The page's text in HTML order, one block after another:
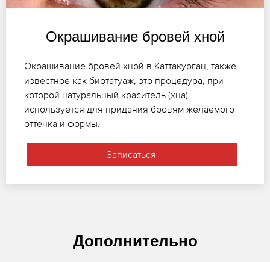
Окрашивание бровей хной
Окрашивание бровей хной в Каттакурган, также
известное как биотатуаж, это процедура, при
которой натуральный краситель (хна)
используется для придания бровям желаемого
оттенка и формы.
Записаться
Дополнительно